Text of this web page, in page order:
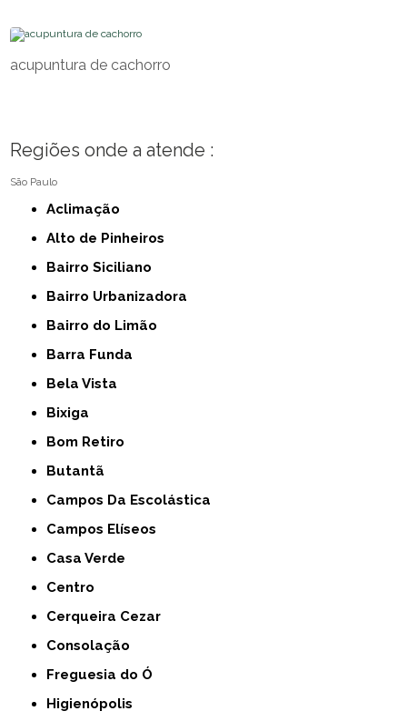
acupuntura de cachorro
Regiões onde a atende :
São Paulo
Aclimação
Alto de Pinheiros
Bairro Siciliano
Bairro Urbanizadora
Bairro do Limão
Barra Funda
Bela Vista
Bixiga
Bom Retiro
Butantã
Campos Da Escolástica
Campos Elíseos
Casa Verde
Centro
Cerqueira Cezar
Consolação
Freguesia do Ó
Higienópolis